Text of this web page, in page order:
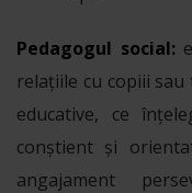
Pedagogul social:
relațiile cu copiii
educative, ce
conștient și
angajament